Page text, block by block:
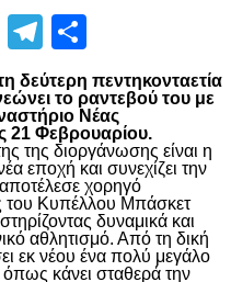
LinkedIn
Telegram
δεύτερη πεντηκονταετία
το ραντεβού του με
Νέας
21 Φεβρουαρίου.
της διοργάνωσης είναι η
εποχή και συνεχίζει την
χορηγό
του Κυπέλλου Μπάσκετ
δυναμικά και
αθλητισμό. Από τη δική
εκ νέου ένα πολύ μεγάλο
κάνει σταθερά την